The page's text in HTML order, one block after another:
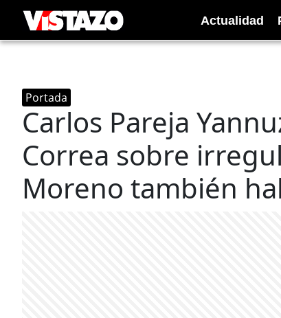
Actualidad
Portada
Carlos Pareja
Correa sobre
Moreno también